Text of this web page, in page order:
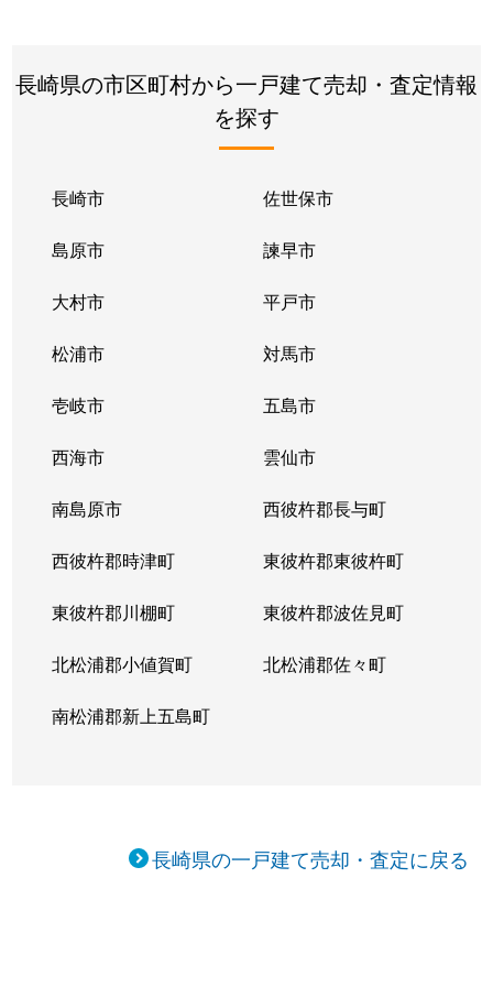
長崎県の市区町村から一戸建て売却・査定情報
を探す
長崎市 佐世保市
島原市 諫早市
大村市 平戸市
松浦市 対馬市
壱岐市 五島市
西海市 雲仙市
南島原市 西彼杵郡長与町
西彼杵郡時津町 東彼杵郡東彼杵町
東彼杵郡川棚町 東彼杵郡波佐見町
北松浦郡小値賀町 北松浦郡佐々町
南松浦郡新上五島町
長崎県の一戸建て売却・査定に戻る